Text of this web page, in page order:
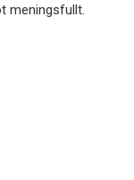
meningsfullt.